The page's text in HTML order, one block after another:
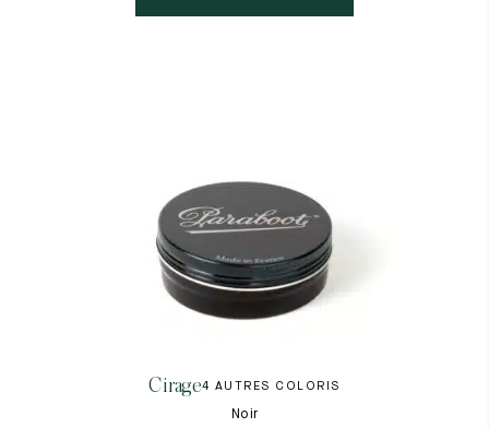
Cirage4 AUTRES COLORIS
Noir